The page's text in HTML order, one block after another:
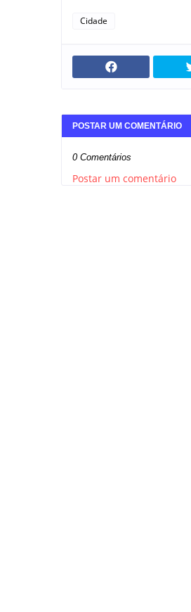
Cidade
POSTAR UM COMENTÁRIO
0 Comentários
Postar um comentário